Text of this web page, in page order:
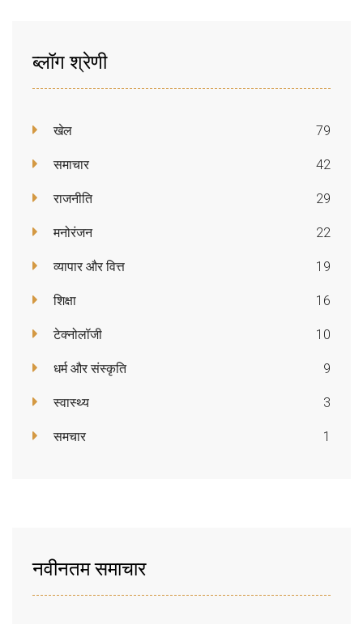
ब्लॉग श्रेणी
खेल 79
समाचार 42
राजनीति 29
मनोरंजन 22
व्यापार और वित्त 19
शिक्षा 16
टेक्नोलॉजी 10
धर्म और संस्कृति 9
स्वास्थ्य 3
समचार 1
नवीनतम समाचार